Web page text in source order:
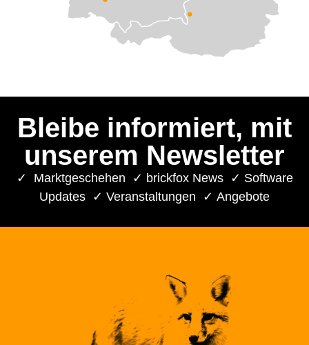
Bleibe informiert, mit
unserem Newsletter
✓ Marktgeschehen ✓ brickfox News ✓ Software
Updates ✓ Veranstaltungen ✓ Angebote